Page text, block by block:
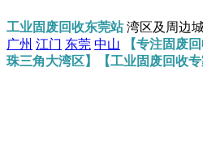
工业固废回收东莞站湾区及周边
广州 江门 东莞 中山
【专注固废
珠三角大湾区】【工业固废回收专